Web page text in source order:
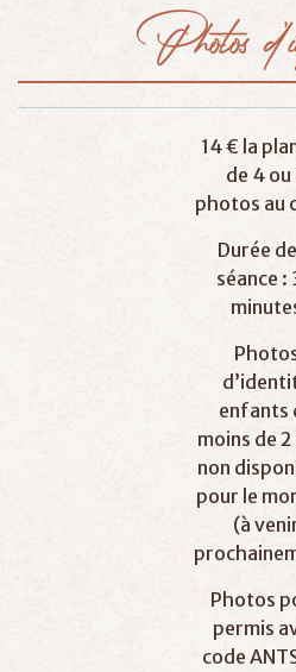
Photos
14 € la
de 4 ou
photos au
Durée
séance :
enfants
moins de 2
non
pour le
(à
Photos
permis
code